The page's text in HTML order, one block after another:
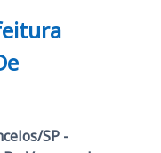
SP -